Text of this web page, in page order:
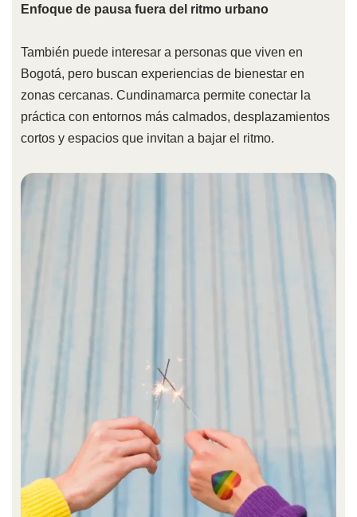
Enfoque de pausa fuera del ritmo urbano
También puede interesar a personas que viven en
Bogotá, pero buscan experiencias de bienestar en
zonas cercanas. Cundinamarca permite conectar la
práctica con entornos más calmados, desplazamientos
cortos y espacios que invitan a bajar el ritmo.